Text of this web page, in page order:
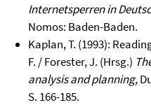
Internetsperren in
Nomos: Baden-Baden.
Kaplan, T. (1993):
F. / Forester, J. (Hrsg.)
analysis and planning,
S. 166-185.